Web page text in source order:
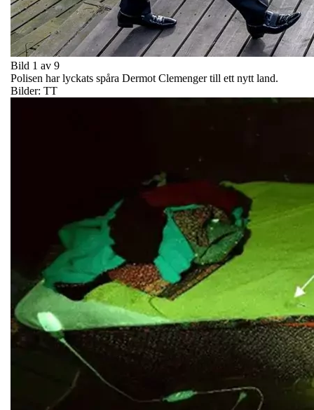
Bild 1 av 9
Polisen har lyckats spåra Dermot Clemenger till ett nytt land.
Bilder: TT